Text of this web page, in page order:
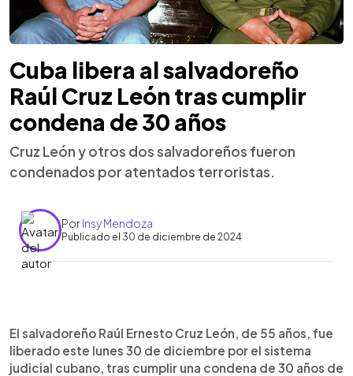
Cuba libera al salvadoreño
Raúl Cruz León tras cumplir
condena de 30 años
Cruz León y otros dos salvadoreños fueron
condenados por atentados terroristas.
PorInsy Mendoza
Publicado el 30 de diciembre de 2024
► Escuchar artículo
El salvadoreño Raúl Ernesto Cruz León, de 55 años, fue
liberado este lunes 30 de diciembre por el sistema
judicial cubano, tras cumplir una condena de 30 años de